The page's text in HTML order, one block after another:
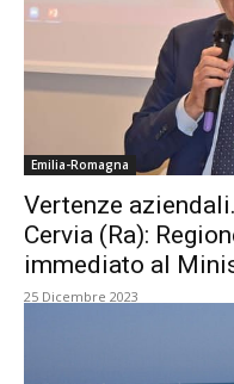
Emilia-Romagna
Vertenze
Cervia (Ra):
immediato al
25 Dicembre 2023